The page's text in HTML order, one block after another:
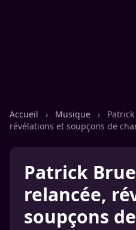
Accueil › Musique ›
révélations et soupçons de
Patrick
relancée,
soupçons